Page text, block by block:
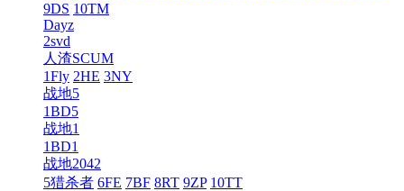
9DS 10TM
Dayz
2svd
人渣SCUM
1Fly 2HE 3NY
战地5
1BD5
战地1
1BD1
战地2042
5猎杀者 6FE 7BF 8RT 9ZP 10TT